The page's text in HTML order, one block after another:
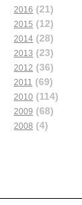
2016 (21)
2015 (12)
2014 (28)
2013 (23)
2012 (36)
2011 (69)
2010 (114)
2009 (68)
2008 (4)